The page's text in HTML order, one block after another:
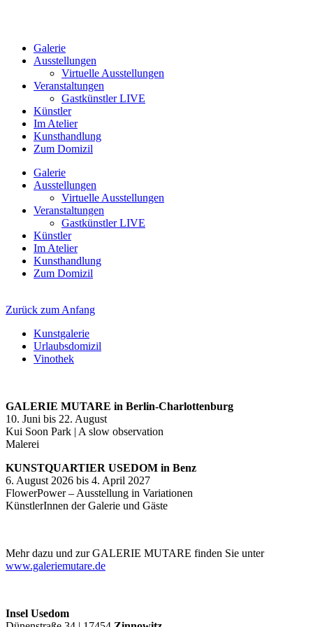
Galerie
Ausstellungen
Virtuelle Ausstellungen
Veranstaltungen
Gastkünstler LIVE
Künstler
Im Atelier
Kunsthandlung
Zum Domizil
Galerie
Ausstellungen
Virtuelle Ausstellungen
Veranstaltungen
Gastkünstler LIVE
Künstler
Im Atelier
Kunsthandlung
Zum Domizil
Zurück zum Anfang
Kunstgalerie
Urlaubsdomizil
Vinothek
GALERIE MUTARE in Berlin-Charlottenburg
10. Juni bis 22. August
Kui Soon Park | A slow observation
Malerei
KUNSTQUARTIER USEDOM in Benz
6. August 2026 bis 4. April 2027
FlowerPower – Ausstellung in Variationen
KünstlerInnen der Galerie und Gäste
Mehr dazu und zur GALERIE MUTARE finden Sie unter
www.galeriemutare.de
Insel Usedom